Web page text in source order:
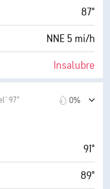
38° F
10 (Molto luminoso)
0%
87°
NNE 5 mi/h
Insalubre
16%
39° F
97° 0%
91°
89°